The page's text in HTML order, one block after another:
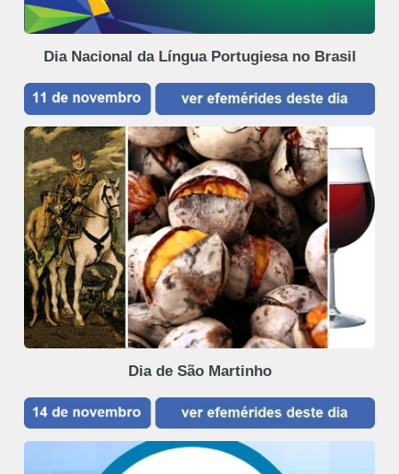
Dia Nacional da Língua Portugiesa no Brasil
Dia de São Martinho